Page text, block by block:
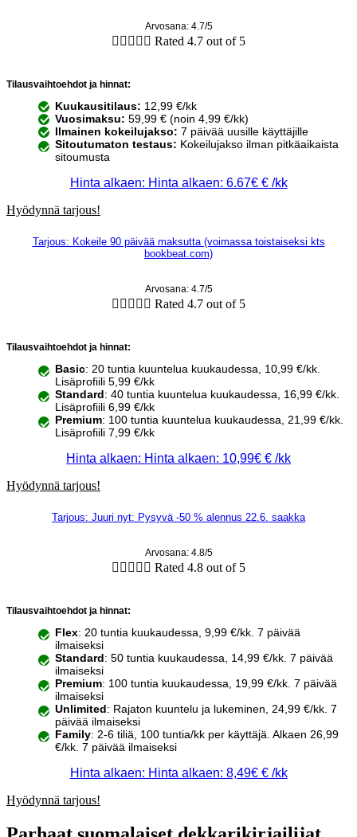
Arvosana: 4.7/5
     Rated 4.7 out of 5
Tilausvaihtoehdot ja hinnat:
Kuukausitilaus: 12,99 €/kk
Vuosimaksu: 59,99 € (noin 4,99 €/kk)
Ilmainen kokeilujakso: 7 päivää uusille käyttäjille
Sitoutumaton testaus: Kokeilujakso ilman pitkäaikaista
sitoumusta
Hinta alkaen: Hinta alkaen: 6.67€ € /kk
Hyödynnä tarjous!
Tarjous: Kokeile 90 päivää maksutta (voimassa toistaiseksi kts
bookbeat.com)
Arvosana: 4.7/5
     Rated 4.7 out of 5
Tilausvaihtoehdot ja hinnat:
Basic: 20 tuntia kuuntelua kuukaudessa, 10,99 €/kk.
Lisäprofiili 5,99 €/kk
Standard: 40 tuntia kuuntelua kuukaudessa, 16,99 €/kk.
Lisäprofiili 6,99 €/kk
Premium: 100 tuntia kuuntelua kuukaudessa, 21,99 €/kk.
Lisäprofiili 7,99 €/kk
Hinta alkaen: Hinta alkaen: 10,99€ € /kk
Hyödynnä tarjous!
Tarjous: Juuri nyt: Pysyvä -50 % alennus 22.6. saakka
Arvosana: 4.8/5
     Rated 4.8 out of 5
Tilausvaihtoehdot ja hinnat:
Flex: 20 tuntia kuukaudessa, 9,99 €/kk. 7 päivää
ilmaiseksi
Standard: 50 tuntia kuukaudessa, 14,99 €/kk. 7 päivää
ilmaiseksi
Premium: 100 tuntia kuukaudessa, 19,99 €/kk. 7 päivää
ilmaiseksi
Unlimited: Rajaton kuuntelu ja lukeminen, 24,99 €/kk. 7
päivää ilmaiseksi
Family: 2-6 tiliä, 100 tuntia/kk per käyttäjä. Alkaen 26,99
€/kk. 7 päivää ilmaiseksi
Hinta alkaen: Hinta alkaen: 8,49€ € /kk
Hyödynnä tarjous!